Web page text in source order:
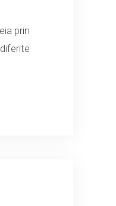
prin